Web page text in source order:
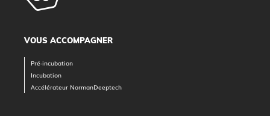
VOUS ACCOMPAGNER
Pré-incubation
Incubation
Accélérateur NormanDeeptech